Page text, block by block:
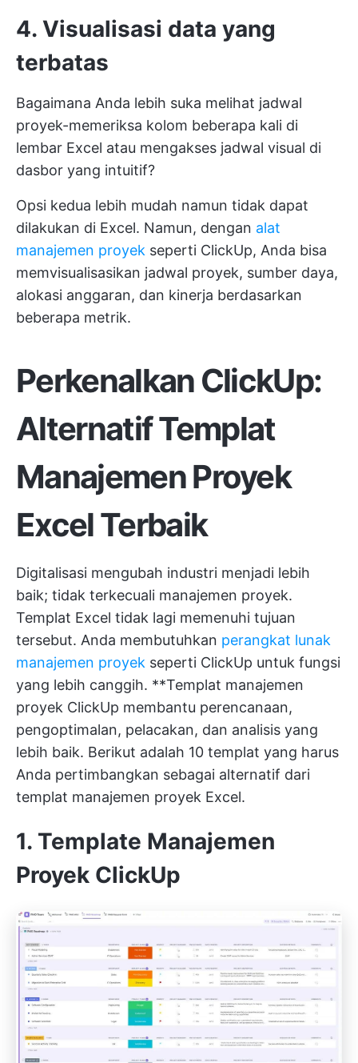
4. Visualisasi data yang
terbatas
Bagaimana Anda lebih suka melihat jadwal
proyek-memeriksa kolom beberapa kali di
lembar Excel atau mengakses jadwal visual di
dasbor yang intuitif?
Opsi kedua lebih mudah namun tidak dapat
dilakukan di Excel. Namun, dengan alat
manajemen proyek seperti ClickUp, Anda bisa
memvisualisasikan jadwal proyek, sumber daya,
alokasi anggaran, dan kinerja berdasarkan
beberapa metrik.
Perkenalkan ClickUp:
Alternatif Templat
Manajemen Proyek
Excel Terbaik
Digitalisasi mengubah industri menjadi lebih
baik; tidak terkecuali manajemen proyek.
Templat Excel tidak lagi memenuhi tujuan
tersebut. Anda membutuhkan perangkat lunak
manajemen proyek seperti ClickUp untuk fungsi
yang lebih canggih. **Templat manajemen
proyek ClickUp membantu perencanaan,
pengoptimalan, pelacakan, dan analisis yang
lebih baik. Berikut adalah 10 templat yang harus
Anda pertimbangkan sebagai alternatif dari
templat manajemen proyek Excel.
1. Template Manajemen
Proyek ClickUp